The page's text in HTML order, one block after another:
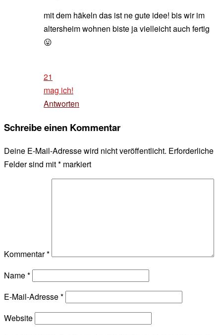
mit dem häkeln das ist ne gute idee! bis wir im
altersheim wohnen biste ja vielleicht auch fertig
😛
21
mag ich!
Antworten
Schreibe einen Kommentar
Deine E-Mail-Adresse wird nicht veröffentlicht. Erforderliche
Felder sind mit* markiert
Kommentar*
Name*
E-Mail-Adresse*
Website